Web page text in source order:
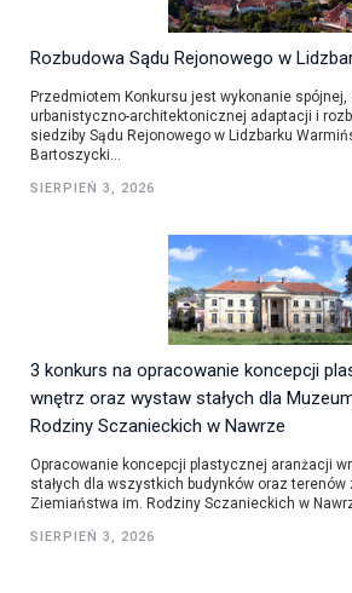
Rozbudowa Sądu Rejonowego w
Przedmiotem Konkursu jest wykonanie spójnej,
urbanistyczno-architektonicznej adaptacji i
siedziby Sądu Rejonowego w Lidzbarku
Bartoszycki...
SIERPIEŃ 3, 2026
3 konkurs na opracowanie koncepcji
wnętrz oraz wystaw stałych dla
Rodziny Sczanieckich w Nawrze
Opracowanie koncepcji plastycznej aranżacji
stałych dla wszystkich budynków oraz
Ziemiaństwa im. Rodziny Sczanieckich w
SIERPIEŃ 3, 2026